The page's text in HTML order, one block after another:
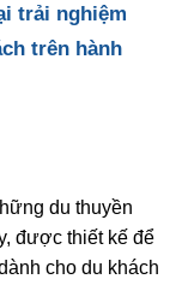
trải nghiệm
trên hành
du thuyền
được thiết kế để
cho du khách